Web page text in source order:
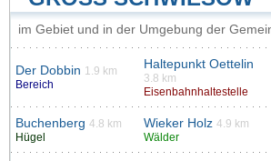
im Gebiet und in der Umgebung der
Der Dobbin 1.9 km
Bereich
Haltepunkt Oettelin
3.8 km
Eisenbahnhaltestelle
Buchenberg 4.8 km
Hügel
Wieker Holz 4.9 km
Wälder